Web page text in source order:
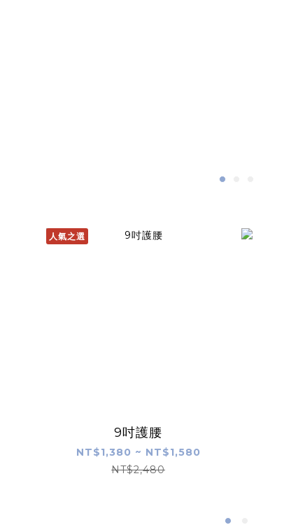
人氣之選
9吋護腰
NT$1,380 ~ NT$1,580
NT$2,480